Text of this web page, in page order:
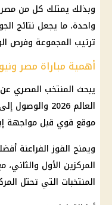
وبذلك يمتلك كل من
واحدة، ما يجعل نتائج
ترتيب المجموعة وفرص
أهمية مباراة مصر
يبحث المنتخب المصري
العالم 2026
والوصول
موقع قوي قبل مواجهة
ويمنح الفوز الفراعنة
المركزين الأول
المنتخبات التي تحتل